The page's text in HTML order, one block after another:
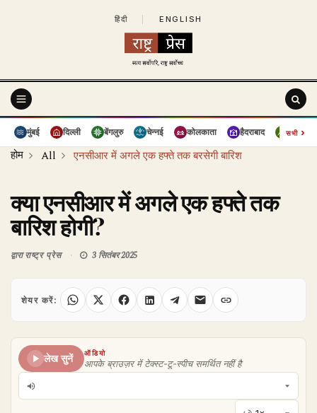
हिंदी ENGLISH
मुंबई दिल्ली बेंगलुरु चेन्नई कोलकाता हैदराबाद पुणे
सभी›
होम All एनसीआर में अगले एक हफ्ते तक बरसेगी बारिश
क्या एनसीआर में अगले एक हफ्ते तक
बारिश होगी?
द्वाराराष्ट्र प्रेस 3 सितंबर 2025
शेयर करें:
लेख सुनें
ऑडियो
आपके ब्राउज़र में टेक्स्ट-टू-स्पीच समर्थित नहीं है